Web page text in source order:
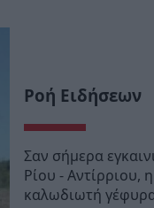
Ροή Ειδήσεων
Σαν σήμερα
Ρίου - Αντίρριου,
καλωδιωτή